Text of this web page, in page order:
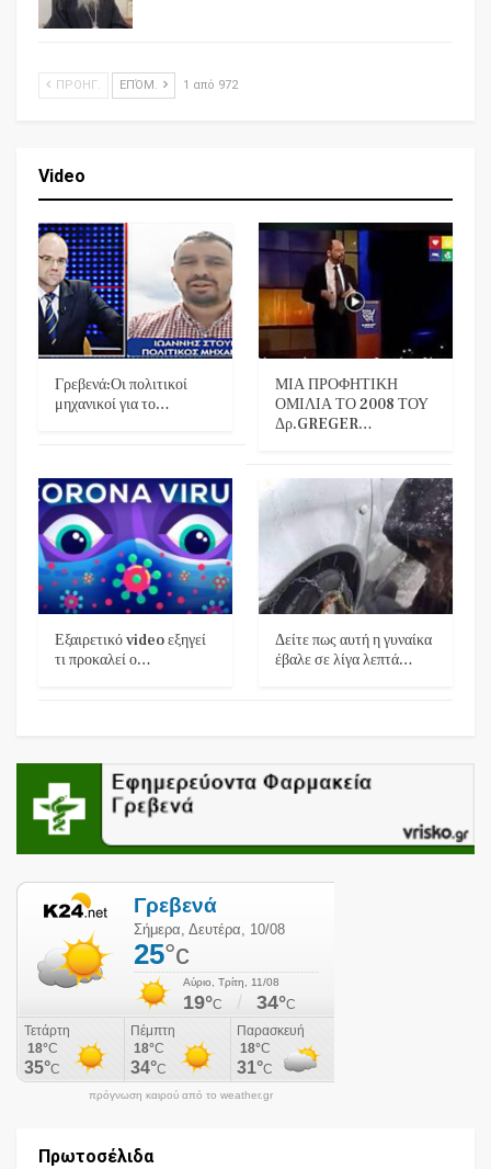
ΠΡΟΗΓ. ΕΠΌΜ. 1 από 972
Video
Γρεβενά:Οι πολιτικοί
μηχανικοί για το…
ΜΙΑ ΠΡΟΦΗΤΙΚΗ
ΟΜΙΛΙΑ ΤΟ 2008 ΤΟΥ
Δρ.GREGER…
Εξαιρετικό video εξηγεί
τι προκαλεί ο…
Δείτε πως αυτή η γυναίκα
έβαλε σε λίγα λεπτά…
πρόγνωση καιρού από το weather.gr
Πρωτοσέλιδα